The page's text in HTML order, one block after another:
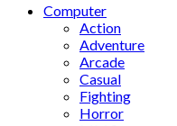
Computer
Action
Adventure
Arcade
Casual
Fighting
Horror